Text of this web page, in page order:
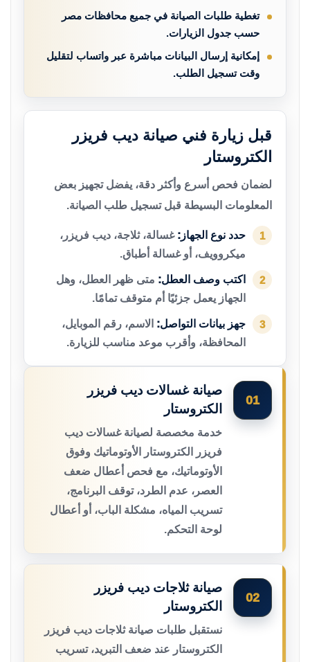
تغطية طلبات الصيانة في جميع محافظات مصر
حسب جدول الزيارات.
إمكانية إرسال البيانات مباشرة عبر واتساب لتقليل
وقت تسجيل الطلب.
قبل زيارة فني صيانة ديب فريزر
الكتروستار
لضمان فحص أسرع وأكثر دقة، يفضل تجهيز بعض
المعلومات البسيطة قبل تسجيل طلب الصيانة.
1 حدد نوع الجهاز: غسالة، ثلاجة، ديب فريزر،
ميكروويف، أو غسالة أطباق.
2 اكتب وصف العطل: متى ظهر العطل، وهل
الجهاز يعمل جزئيًا أم متوقف تمامًا.
3 جهز بيانات التواصل: الاسم، رقم الموبايل،
المحافظة، وأقرب موعد مناسب للزيارة.
01
صيانة غسالات ديب فريزر
الكتروستار
خدمة مخصصة لصيانة غسالات ديب
فريزر الكتروستار الأوتوماتيك وفوق
الأوتوماتيك، مع فحص أعطال ضعف
العصر، عدم الطرد، توقف البرنامج،
تسريب المياه، مشكلة الباب، أو أعطال
لوحة التحكم.
02
صيانة ثلاجات ديب فريزر
الكتروستار
نستقبل طلبات صيانة ثلاجات ديب فريزر
الكتروستار عند ضعف التبريد، تسريب